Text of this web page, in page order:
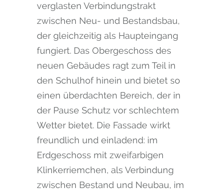
verglasten Verbindungstrakt
zwischen Neu- und Bestandsbau,
der gleichzeitig als Haupteingang
fungiert. Das Obergeschoss des
neuen Gebäudes ragt zum Teil in
den Schulhof hinein und bietet so
einen überdachten Bereich, der in
der Pause Schutz vor schlechtem
Wetter bietet. Die Fassade wirkt
freundlich und einladend: im
Erdgeschoss mit zweifarbigen
Klinkerriemchen, als Verbindung
zwischen Bestand und Neubau, im